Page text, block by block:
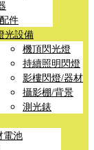
件
光設備
機頂閃光燈
持續照明閃燈
影樓閃燈/器材
攝影棚/背景
測光錶
電池